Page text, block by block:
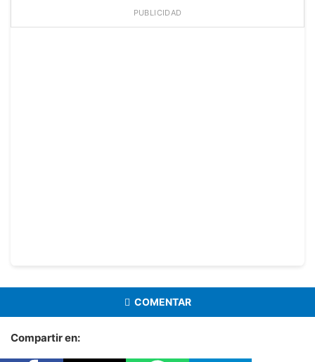
PUBLICIDAD
COMENTAR
Compartir en: